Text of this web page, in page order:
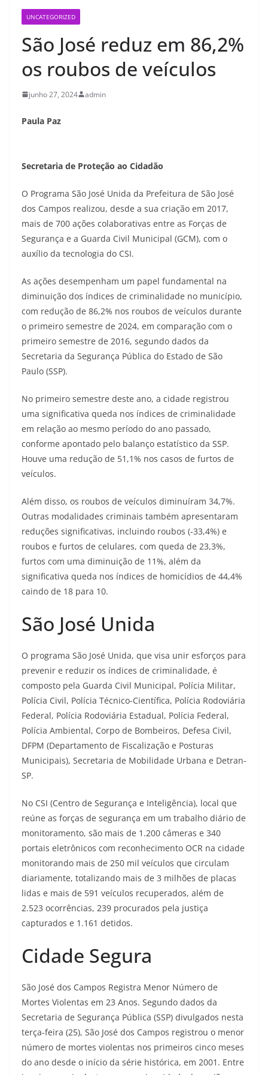
UNCATEGORIZED
São José reduz em 86,2%
os roubos de veículos
junho 27, 2024 admin
Paula Paz
Secretaria de Proteção ao Cidadão
O Programa São José Unida da Prefeitura de São José
dos Campos realizou, desde a sua criação em 2017,
mais de 700 ações colaborativas entre as Forças de
Segurança e a Guarda Civil Municipal (GCM), com o
auxílio da tecnologia do CSI.
As ações desempenham um papel fundamental na
diminuição dos índices de criminalidade no município,
com redução de 86,2% nos roubos de veículos durante
o primeiro semestre de 2024, em comparação com o
primeiro semestre de 2016, segundo dados da
Secretaria da Segurança Pública do Estado de São
Paulo (SSP).
No primeiro semestre deste ano, a cidade registrou
uma significativa queda nos índices de criminalidade
em relação ao mesmo período do ano passado,
conforme apontado pelo balanço estatístico da SSP.
Houve uma redução de 51,1% nos casos de furtos de
veículos.
Além disso, os roubos de veículos diminuíram 34,7%.
Outras modalidades criminais também apresentaram
reduções significativas, incluindo roubos (-33,4%) e
roubos e furtos de celulares, com queda de 23,3%,
furtos com uma diminuição de 11%, além da
significativa queda nos índices de homicídios de 44,4%
caindo de 18 para 10.
São José Unida
O programa São José Unida, que visa unir esforços para
prevenir e reduzir os índices de criminalidade, é
composto pela Guarda Civil Municipal, Polícia Militar,
Polícia Civil, Polícia Técnico-Científica, Polícia Rodoviária
Federal, Polícia Rodoviária Estadual, Polícia Federal,
Polícia Ambiental, Corpo de Bombeiros, Defesa Civil,
DFPM (Departamento de Fiscalização e Posturas
Municipais), Secretaria de Mobilidade Urbana e Detran-
SP.
No CSI (Centro de Segurança e Inteligência), local que
reúne as forças de segurança em um trabalho diário de
monitoramento, são mais de 1.200 câmeras e 340
portais eletrônicos com reconhecimento OCR na cidade
monitorando mais de 250 mil veículos que circulam
diariamente, totalizando mais de 3 milhões de placas
lidas e mais de 591 veículos recuperados, além de
2.523 ocorrências, 239 procurados pela justiça
capturados e 1.161 detidos.
Cidade Segura
São José dos Campos Registra Menor Número de
Mortes Violentas em 23 Anos. Segundo dados da
Secretaria de Segurança Pública (SSP) divulgados nesta
terça-feira (25), São José dos Campos registrou o menor
número de mortes violentas nos primeiros cinco meses
do ano desde o início da série histórica, em 2001. Entre